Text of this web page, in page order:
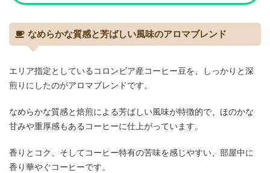
なめらかな質感と芳ばしい風味のアロマブレンド
エリア指定としているコロンビア産コーヒー豆を、しっかりと深
煎りにしたのがアロマブレンドです。
なめらかな質感と焙煎による芳ばしい風味が特徴的で、ほのかな
甘みや重厚感もあるコーヒーに仕上がっています。
香りとコク、そしてコーヒー特有の苦味を感じやすい、部屋中に
香り華やぐコーヒーです。